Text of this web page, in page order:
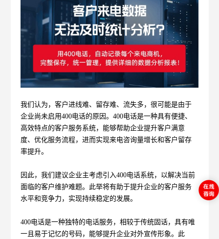
我们认为，客户进线难、留存难、流失多，很可能是由于
企业尚未启用400电话的原因。400电话是一种具有便捷、
高效特点的客户服务系统，能够帮助企业提升客户满意
度、优化服务流程，进而实现来电咨询量增长和客户留存
率提升。
因此，我们建议企业主考虑引入400电话系统，以解决当前
面临的客户维护难题。此举将有助于提升企业的客户服务
水平和竞争力，实现持续稳定的发展。
400电话是一种独特的电话服务，相较于传统固话，具有唯
一且易于记忆的号码，能够提升企业对外宣传形象。此